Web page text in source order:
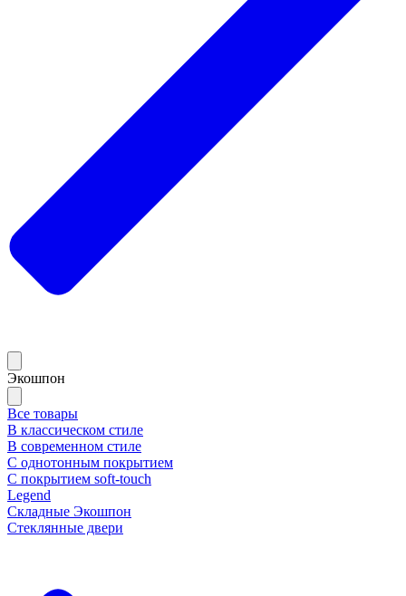
Экошпон
Все товары
В классическом стиле
В современном стиле
С однотонным покрытием
С покрытием soft-touch
Legend
Складные Экошпон
Стеклянные двери